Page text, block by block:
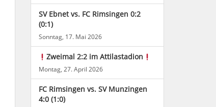
SV Ebnet vs. FC Rimsingen 0:2
(0:1)
Sonntag, 17. Mai 2026
Zweimal 2:2 im Attilastadion
Montag, 27. April 2026
FC Rimsingen vs. SV Munzingen
4:0 (1:0)